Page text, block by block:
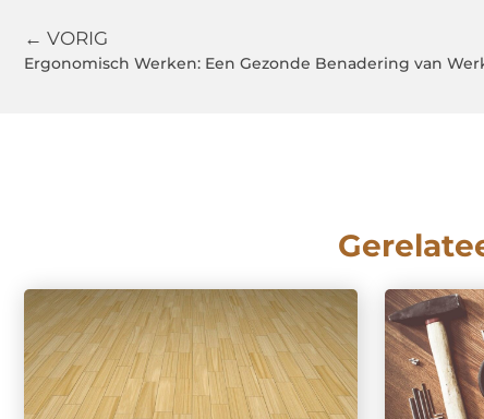
← VORIG
Ergonomisch Werken: Een Gezonde Benadering van